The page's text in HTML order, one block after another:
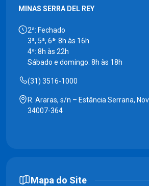
MINAS SERRA DEL REY
2ª: Fechado
3ª, 5ª, 6ª: 8h às 16h
4ª: 8h às 22h
Sábado e domingo: 8h às 18h
(31) 3516-1000
R. Araras, s/n – Estância Serrana,
34007-364
Mapa do Site